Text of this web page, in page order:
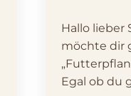
Hallo lieber
möchte dir
Egal ob du